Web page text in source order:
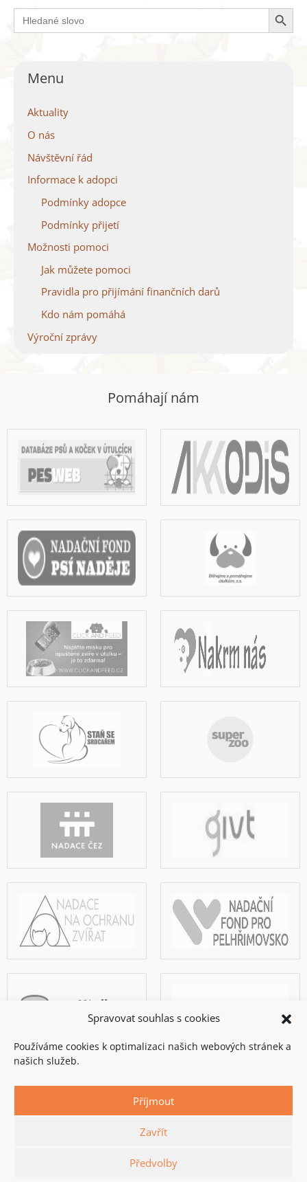
Spravovat souhlas s cookies
Používáme cookies k optimalizaci našich webových stránek a
našich služeb.
Příjmout
Zavřít
Předvolby
Search
for:
Search Button
Menu
Aktuality
O nás
Návštěvní řád
Informace k adopci
Podmínky adopce
Podmínky přijetí
Možnosti pomoci
Jak můžete pomoci
Pravidla pro přijímání finančních darů
Kdo nám pomáhá
Výroční zprávy
Pomáhají nám
Copyright © 2026 Rodinný azyl Dej pac!
Stránky vyrobil a spravuje